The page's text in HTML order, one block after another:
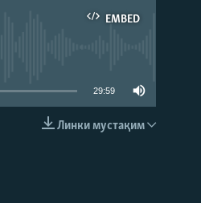
EMBED
EMBED
29:59
Линки мустақим